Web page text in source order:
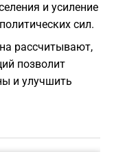
и усиление
сил.
рассчитывают,
позволит
и улучшить